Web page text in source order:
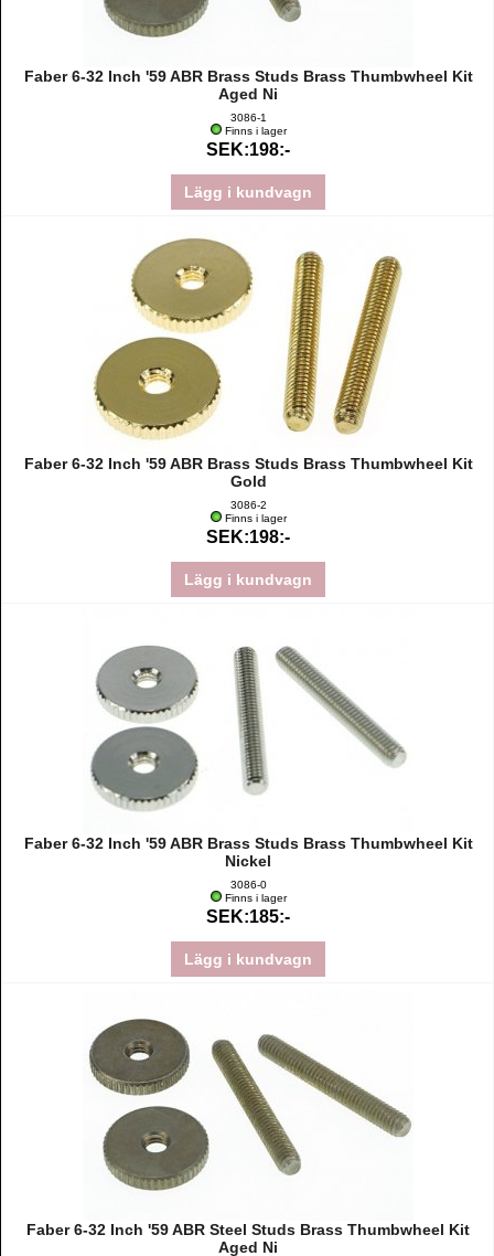
Faber 6-32 Inch '59 ABR Brass Studs Brass Thumbwheel Kit
Aged Ni
3086-1
Finns i lager
SEK:198:-
Lägg i kundvagn
Faber 6-32 Inch '59 ABR Brass Studs Brass Thumbwheel Kit
Gold
3086-2
Finns i lager
SEK:198:-
Lägg i kundvagn
Faber 6-32 Inch '59 ABR Brass Studs Brass Thumbwheel Kit
Nickel
3086-0
Finns i lager
SEK:185:-
Lägg i kundvagn
Faber 6-32 Inch '59 ABR Steel Studs Brass Thumbwheel Kit
Aged Ni